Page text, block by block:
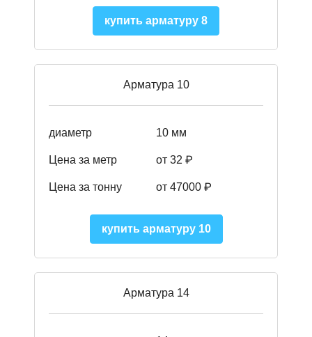
купить арматуру 8
Арматура 10
диаметр 10 мм
Цена за метр от 32 ₽
Цена за тонну от 47000 ₽
купить арматуру 10
Арматура 14